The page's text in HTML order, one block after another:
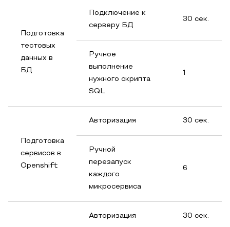
Подготовка
тестовых
данных в
БД
Подключение к
серверу БД
30 сек.
Ручное
выполнение
нужного скрипта
SQL
1
Подготовка
сервисов в
Openshift
Авторизация 30 сек.
Ручной
перезапуск
каждого
микросервиса
6
Авторизация 30 сек.